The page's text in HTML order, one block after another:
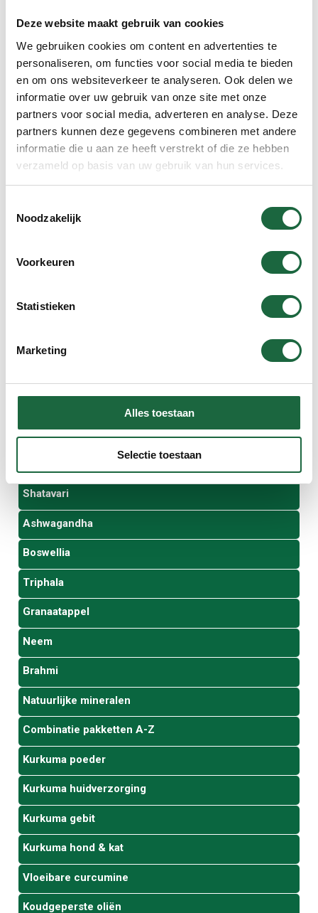
Deze website maakt gebruik van cookies
We gebruiken cookies om content en advertenties te
personaliseren, om functies voor social media te bieden
en om ons websiteverkeer te analyseren. Ook delen we
informatie over uw gebruik van onze site met onze
partners voor social media, adverteren en analyse. Deze
partners kunnen deze gegevens combineren met andere
informatie die u aan ze heeft verstrekt of die ze hebben
verzameld op basis van uw gebruik van hun services.
Noodzakelijk
Voorkeuren
Statistieken
Marketing
Alles toestaan
Selectie toestaan
Curcumine
Groenlipmossel
Shatavari
Ashwagandha
Boswellia
Triphala
Granaatappel
Neem
Brahmi
Natuurlijke mineralen
Combinatie pakketten A-Z
Kurkuma poeder
Kurkuma huidverzorging
Kurkuma gebit
Kurkuma hond & kat
Vloeibare curcumine
Koudgeperste oliën
Brahmi ‘Gold’ (Voordeel Verpakking)
€79.90